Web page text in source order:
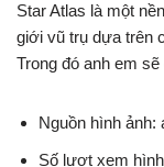
Star Atlas là một
giới vũ trụ dựa trên
Trong đó anh em
Nguồn hình ảnh:
Số lượt xem